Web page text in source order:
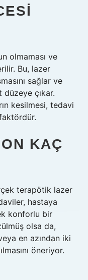
olmaması ve
Bu, lazer
sağlar ve
çıkar.
kesilmesi, tedavi
KAÇ
terapötik lazer
hastaya
konforlu bir
olsa da,
en azından iki
öneriyor.